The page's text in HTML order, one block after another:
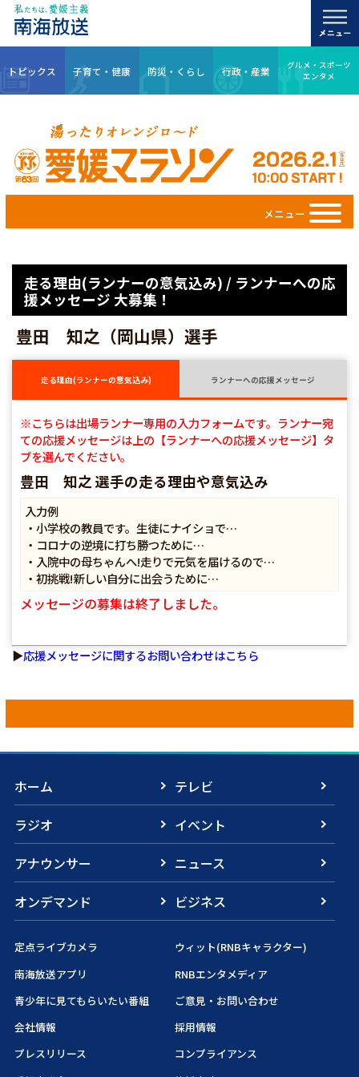
トピックス 子育て・健康 防災・くらし 行政・産業
グルメ・スポーツ
エンタメ
メニュー
走る理由(ランナーの意気込み) / ランナーへの応
援メッセージ 大募集！
豊田 知之（岡山県）選手
走る理由(ランナーの意気込み) ランナーへの応援メッセージ
※こちらは出場ランナー専用の入力フォームです。ランナー宛
ての応援メッセージは上の【ランナーへの応援メッセージ】タ
ブを選んでください。
豊田 知之 選手の走る理由や意気込み
入力例
・小学校の教員です。生徒にナイショで…
・コロナの逆境に打ち勝つために…
・入院中の母ちゃんへ!走りで元気を届けるので…
・初挑戦!新しい自分に出会うために…
メッセージの募集は終了しました。
▶応援メッセージに関するお問い合わせはこちら
ホーム
テレビ
ラジオ
イベント
アナウンサー
ニュース
オンデマンド
ビジネス
定点ライブカメラ
ウィット(RNBキャラクター)
南海放送アプリ
RNBエンタメディア
青少年に見てもらいたい番組
ご意見・お問い合わせ
会社情報
採用情報
プレスリリース
コンプライアンス